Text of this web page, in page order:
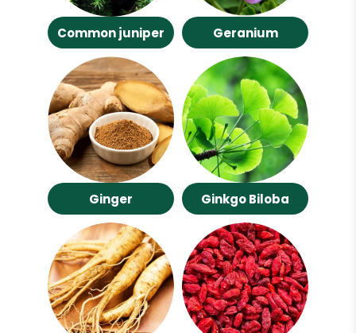
Common juniper Geranium
Ginger Ginkgo Biloba